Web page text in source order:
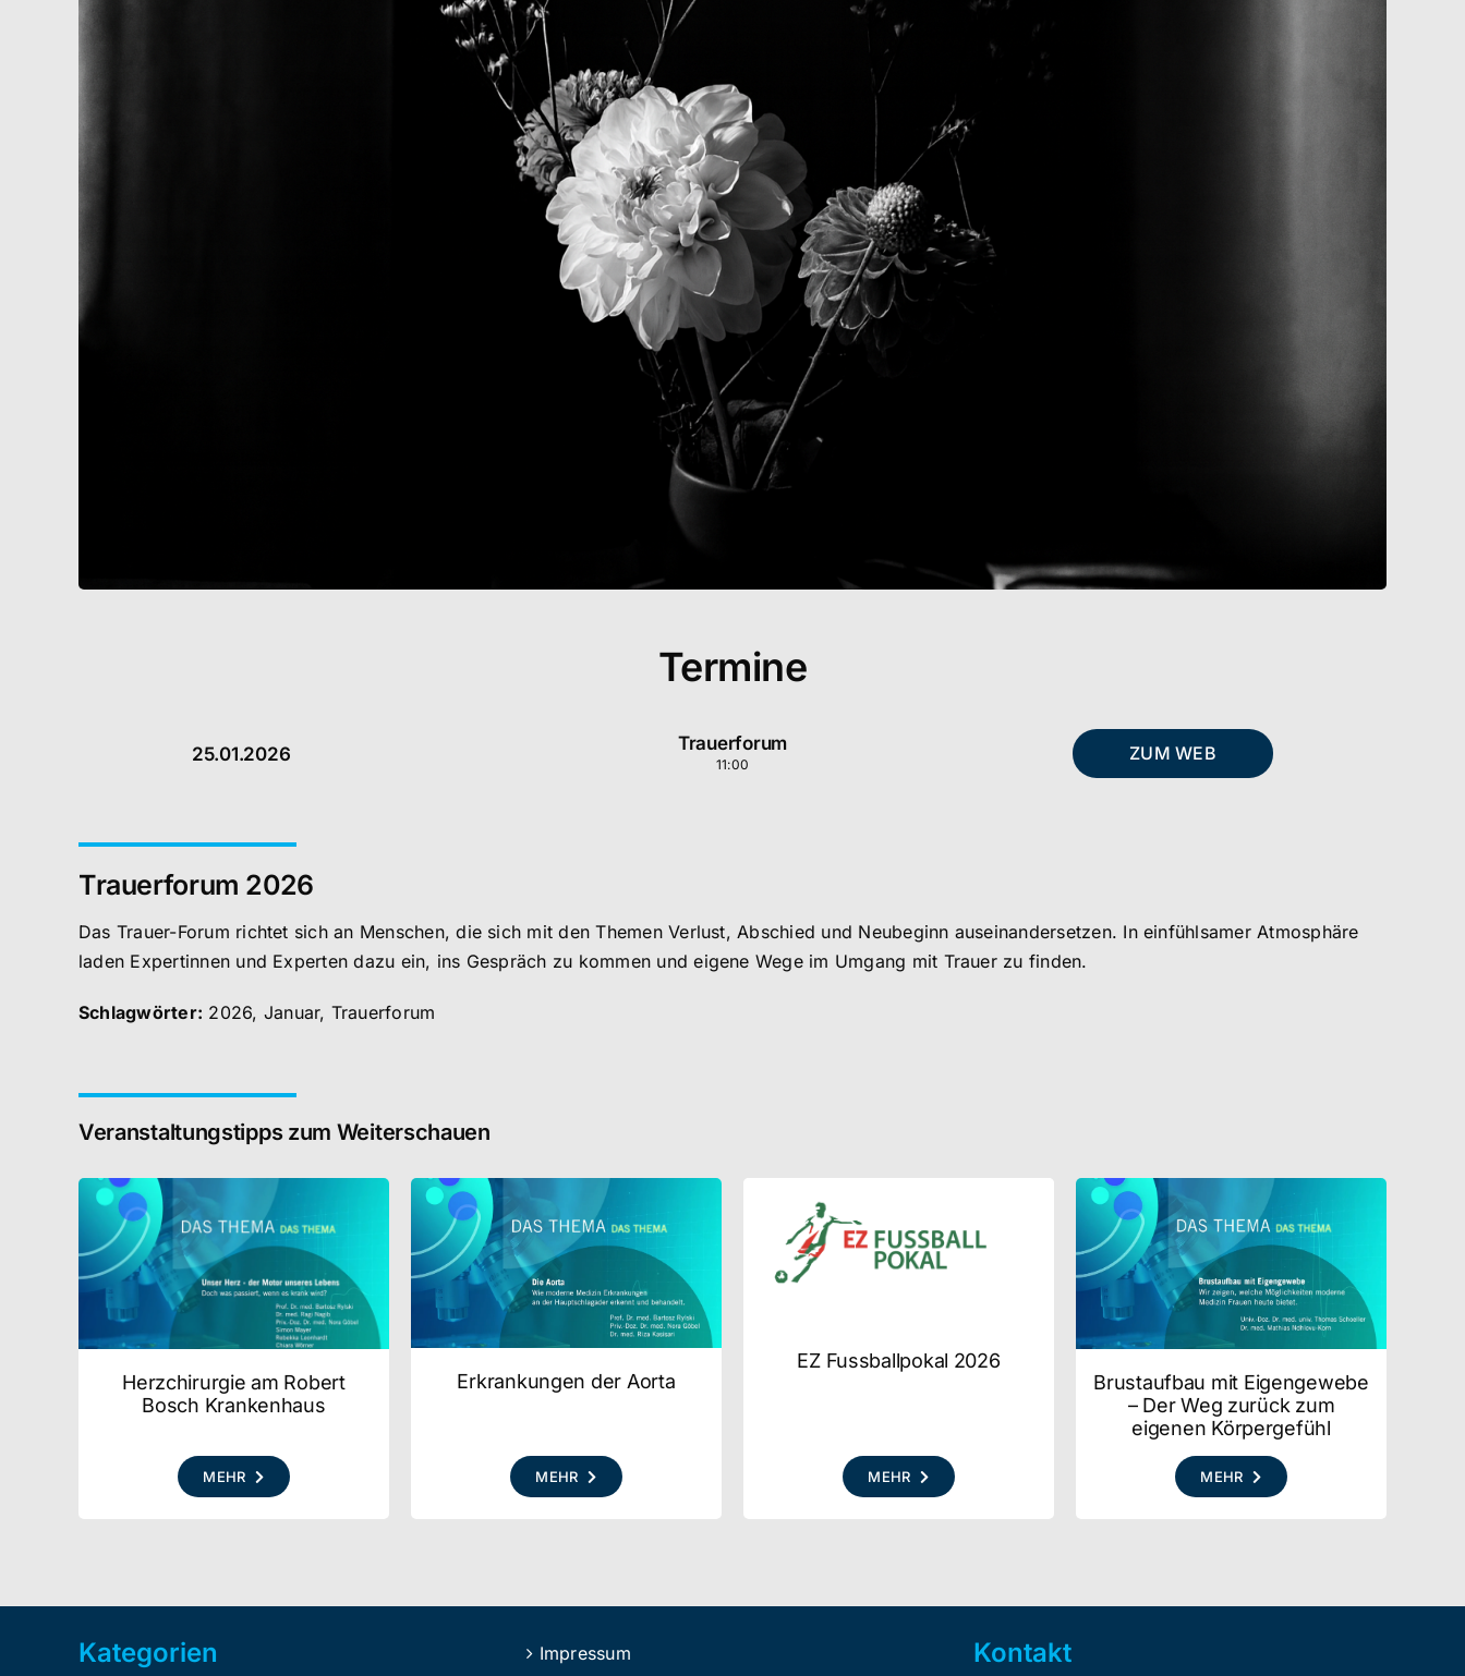
Termine
25.01.2026 Trauerforum
11:00 ZUM WEB
Trauerforum 2026
Das Trauer-Forum richtet sich an Menschen, die sich mit den Themen Verlust, Abschied und Neubeginn auseinandersetzen. In einfühlsamer Atmosphäre
laden Expertinnen und Experten dazu ein, ins Gespräch zu kommen und eigene Wege im Umgang mit Trauer zu finden.
Schlagwörter: 2026, Januar, Trauerforum
Veranstaltungstipps zum Weiterschauen
Herzchirurgie am Robert
Bosch Krankenhaus
MEHR
Erkrankungen der Aorta
MEHR
EZ Fussballpokal 2026
MEHR
Brustaufbau mit Eigengewebe
– Der Weg zurück zum
eigenen Körpergefühl
MEHR
Kategorien Impressum Kontakt